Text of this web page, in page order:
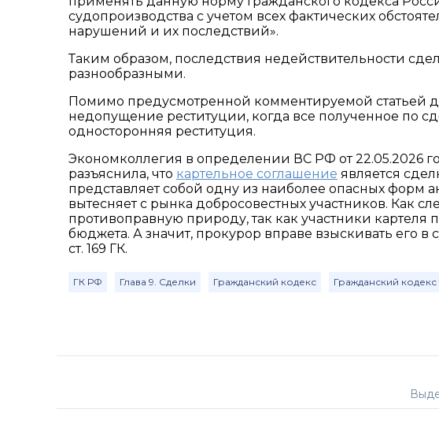
судопроизводства с учетом всех фактических
нарушений и их последствий».
Таким образом, последствия недействительности
разнообразными.
Помимо предусмотренной комментируемой статьей
недопущение реституции, когда все полученное по
односторонняя реституция.
Экономколлегия в определении ВС РФ от 22.05.2026
разъяснила, что картельное соглашение является
представляет собой одну из наиболее опасных форм
вытесняет с рынка добросовестных участников. Как
противоправную природу, так как участники картеля
бюджета. А значит, прокурор вправе взыскивать его
ст. 169 ГК.
ГК РФ Глава 9. Сделки Гражданский кодекс Гражданский кодекс